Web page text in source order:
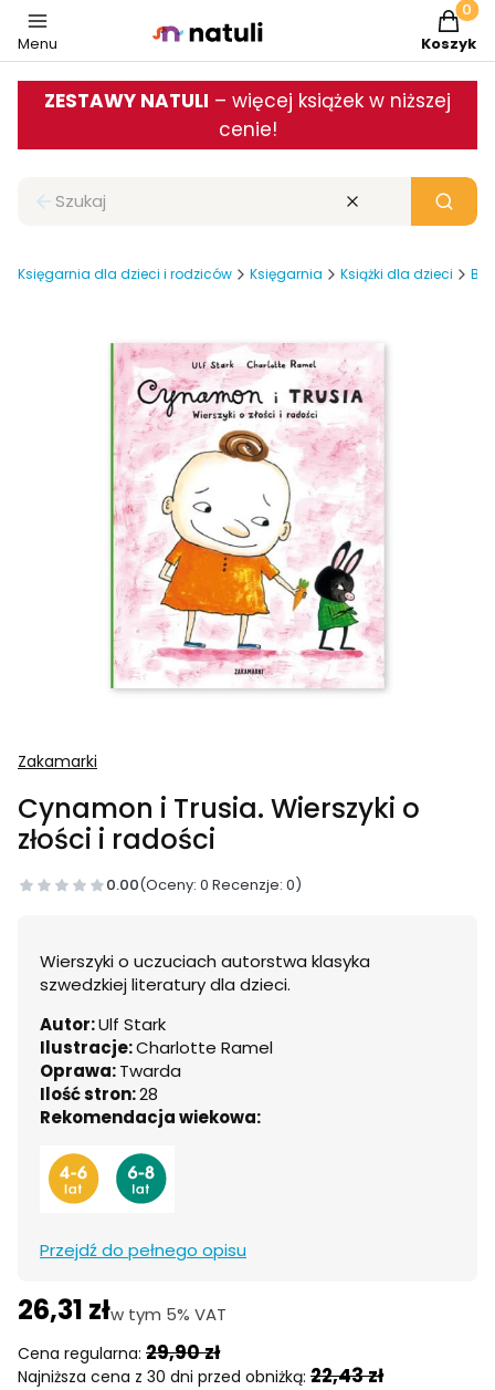
Menu Koszyk
ZESTAWY NATULI – więcej książek w niższej
cenie!
Zamknij wyszukiwarkę Wyczyść Szukaj
Księgarnia dla dzieci i rodziców Księgarnia Książki dla dzieci
Zakamarki
Cynamon i Trusia. Wierszyki o
złości i radości
0.00(Oceny: 0 Recenzje: 0)
Wierszyki o uczuciach autorstwa klasyka
szwedzkiej literatury dla dzieci.
Autor:Ulf Stark
Ilustracje:Charlotte Ramel
Oprawa:Twarda
Ilość stron:28
Rekomendacja wiekowa:
Przejdź do pełnego opisu
26,31 złw tym 5% VAT
w tym 5% VAT
Cena regularna: 29,90 zł
Najniższa cena z 30 dni przed obniżką: 22,43 zł